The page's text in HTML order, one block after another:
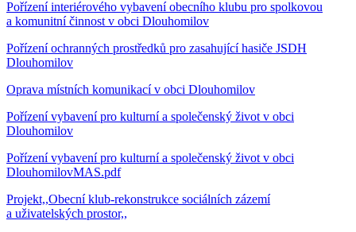
Pořízení interiérového vybavení obecního klubu pro spolkovou
a komunitní činnost v obci Dlouhomilov
Pořízení ochranných prostředků pro zasahující hasiče JSDH
Dlouhomilov
Oprava místních komunikací v obci Dlouhomilov
Pořízení vybavení pro kulturní a společenský život v obci
Dlouhomilov
Pořízení vybavení pro kulturní a společenský život v obci
DlouhomilovMAS.pdf
Projekt,,Obecní klub-rekonstrukce sociálních zázemí
a uživatelských prostor,,